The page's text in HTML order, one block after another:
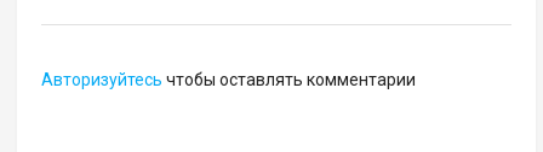
Авторизуйтесь чтобы оставлять комментарии